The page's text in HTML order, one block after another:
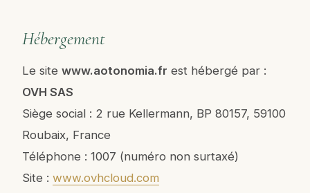
Hébergement
Le site www.aotonomia.fr est hébergé par :
OVH SAS
Siège social : 2 rue Kellermann, BP 80157, 59100
Roubaix, France
Téléphone : 1007 (numéro non surtaxé)
Site : www.ovhcloud.com